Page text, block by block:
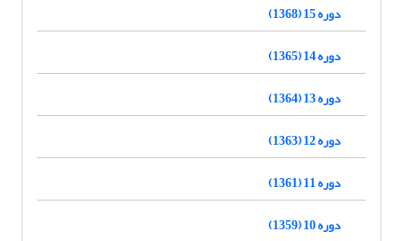
دوره 15 (1368)
دوره 14 (1365)
دوره 13 (1364)
دوره 12 (1363)
دوره 11 (1361)
دوره 10 (1359)